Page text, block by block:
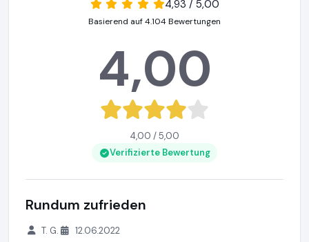
4,93 / 5,00
Basierend auf 4.104 Bewertungen
4,00
4,00 / 5,00
Verifizierte Bewertung
Rundum zufrieden
T. G. 12.06.2022